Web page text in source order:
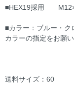
■HEX19採用
■カラー：ブルー
カラーの指定をお願
送料サイズ：60